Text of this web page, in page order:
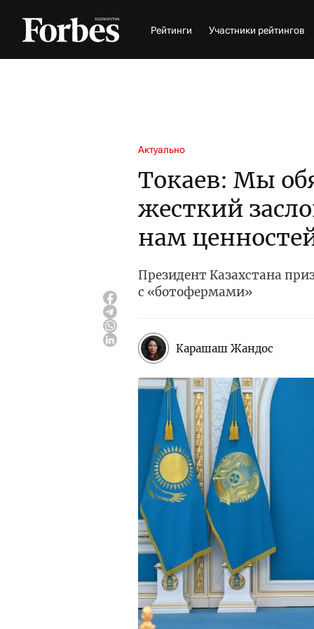
Рейтинги Участники рейтингов
Актуально
Токаев: Мы
жесткий
нам
Президент Казахстана
с «ботофермами»
Карашаш Жандос